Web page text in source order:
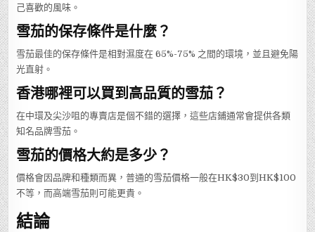
己喜歡的風味。
雪茄的保存條件是什麼？
雪茄最佳的保存條件是相對濕度在 65%-75% 之間的環境，並且避免陽
光直射。
香港哪裡可以買到高品質的雪茄？
在中環及尖沙咀的專賣店是個不錯的選擇，這些店鋪通常會提供各類
知名品牌雪茄。
雪茄的價格大約是多少？
價格會因品牌和種類而異，普通的雪茄價格一般在HK$30到HK$100
不等，而高端雪茄則可能更貴。
結論